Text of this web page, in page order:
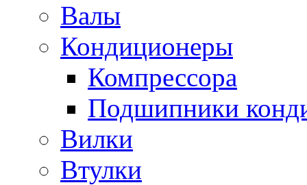
Валы
Кондиционеры
Компрессора
Подшипники
Вилки
Втулки